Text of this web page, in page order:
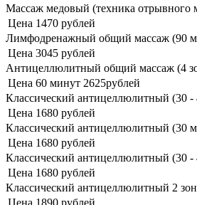
Массаж медовый (техника отрывного
Цена 1470 рублей
Лимфодренажный общий массаж (90
Цена 3045 рублей
Антицеллюлитный общий массаж (4
Цена 60 минут 2625рублей
Классический антицеллюлитный (30 -
Цена 1680 рублей
Классический антицеллюлитный (30
Цена 1680 рублей
Классический антицеллюлитный (30
Цена 1680 рублей
Классический антицеллюлитный 2
Цена 1890 рублей